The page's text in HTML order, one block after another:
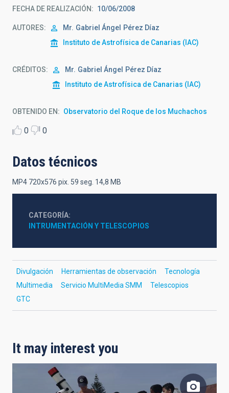
FECHA DE REALIZACIÓN 10/06/2008
AUTORES Mr. Gabriel Ángel
Pérez Díaz
Instituto de Astrofísica de Canarias (IAC)
CRÉDITOS Mr. Gabriel Ángel
Pérez Díaz
Instituto de Astrofísica de Canarias (IAC)
OBTENIDO EN Observatorio del Roque de los Muchachos
0 0
Datos técnicos
MP4 720x576 pix. 59 seg. 14,8 MB
CATEGORÍA
INTRUMENTACIÓN Y TELESCOPIOS
Divulgación Herramientas de observación
Tecnología
Multimedia
Servicio MultiMedia SMM
Telescopios
GTC
It may interest you